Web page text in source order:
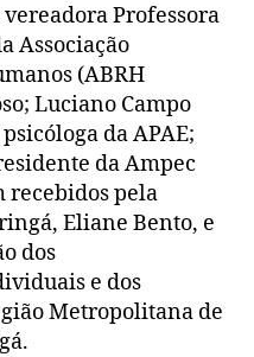
Professora
Associação
(ABRH
Luciano Campo
da APAE;
da Ampec
recebidos pela
Eliane Bento, e
dos
e dos
Metropolitana de